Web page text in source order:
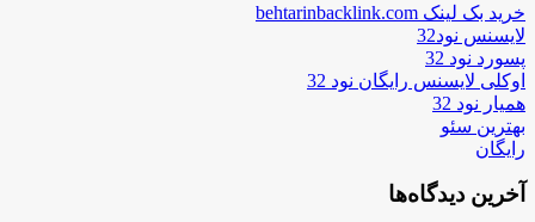
خرید بک لینک behtarinbacklink.com
لایسنس نود32
پسورد نود 32
اوکلی لایسنس رایگان نود 32
همیار نود 32
بهترین سئو
رایگان
آخرین دیدگاه‌ها